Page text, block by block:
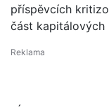
příspěvcích
část kapitálových